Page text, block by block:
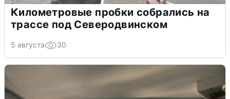
Километровые пробки собрались на
трассе под Северодвинском
5 августа 30